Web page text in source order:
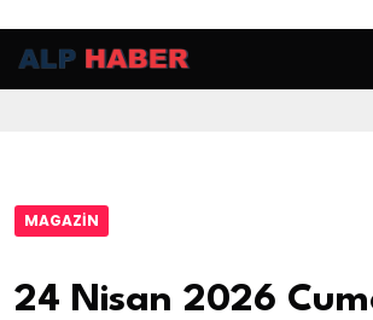
MAGAZIN
24 Nisan 2026